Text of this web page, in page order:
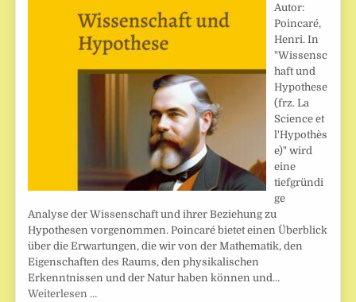
Autor:
Poincaré,
Henri. In
"Wissensc
haft und
Hypothese
(frz. La
Science et
l'Hypothès
e)" wird
eine
tiefgründi
ge
Analyse der Wissenschaft und ihrer Beziehung zu
Hypothesen vorgenommen. Poincaré bietet einen Überblick
über die Erwartungen, die wir von der Mathematik, den
Eigenschaften des Raums, den physikalischen
Erkenntnissen und der Natur haben können und…
Weiterlesen …